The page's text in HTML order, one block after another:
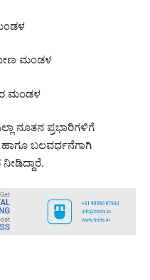
ಮಂಡಳ
ಮಂಡಳ
ನೂತನ ಪ್ರಭಾರಿಗಳಿಗೆ
ಹಾಗೂ ಬಲವರ್ಧನೆಗಾಗಿ